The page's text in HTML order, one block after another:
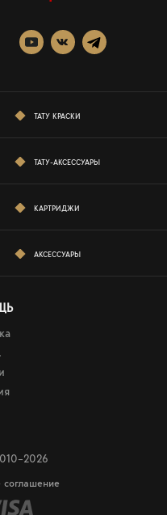
ТАТУ КРАСКИ
ТАТУ-АКСЕССУАРЫ
КАРТРИДЖИ
АКСЕССУАРЫ
соглашение